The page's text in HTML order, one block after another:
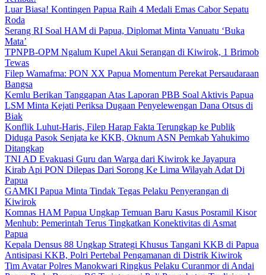
Luar Biasa! Kontingen Papua Raih 4 Medali Emas Cabor Sepatu
Roda
Serang RI Soal HAM di Papua, Diplomat Minta Vanuatu ‘Buka
Mata’
TPNPB-OPM Ngalum Kupel Akui Serangan di Kiwirok, 1 Brimob
Tewas
Filep Wamafma: PON XX Papua Momentum Perekat Persaudaraan
Bangsa
Kemlu Berikan Tanggapan Atas Laporan PBB Soal Aktivis Papua
LSM Minta Kejati Periksa Dugaan Penyelewengan Dana Otsus di
Biak
Konflik Luhut-Haris, Filep Harap Fakta Terungkap ke Publik
Diduga Pasok Senjata ke KKB, Oknum ASN Pemkab Yahukimo
Ditangkap
TNI AD Evakuasi Guru dan Warga dari Kiwirok ke Jayapura
Kirab Api PON Dilepas Dari Sorong Ke Lima Wilayah Adat Di
Papua
GAMKI Papua Minta Tindak Tegas Pelaku Penyerangan di
Kiwirok
Komnas HAM Papua Ungkap Temuan Baru Kasus Posramil Kisor
Menhub: Pemerintah Terus Tingkatkan Konektivitas di Asmat
Papua
Kepala Densus 88 Ungkap Strategi Khusus Tangani KKB di Papua
Antisipasi KKB, Polri Pertebal Pengamanan di Distrik Kiwirok
Tim Avatar Polres Manokwari Ringkus Pelaku Curanmor di Andai